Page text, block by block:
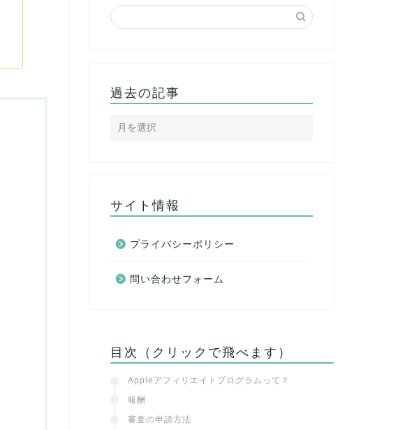
過去の記事
サイト情報
プライバシーポリシー
問い合わせフォーム
目次（クリックで飛べます）
Appleアフィリエイトプログラムって？
報酬
審査の申請方法